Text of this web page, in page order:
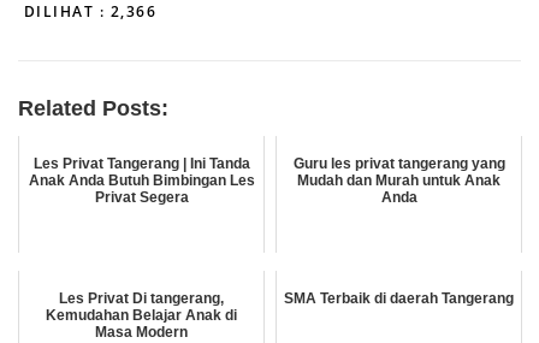
DILIHAT : 2,366
Related Posts:
Les Privat Tangerang | Ini Tanda
Anak Anda Butuh Bimbingan Les
Privat Segera
Guru les privat tangerang yang
Mudah dan Murah untuk Anak
Anda
Les Privat Di tangerang,
Kemudahan Belajar Anak di
Masa Modern
SMA Terbaik di daerah Tangerang